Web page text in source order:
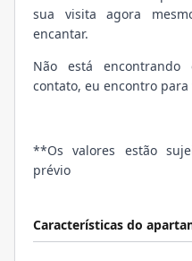
Características do
sua visita agora
encantar.
Não está
contato, eu encontro para
**Os valores estão
prévio